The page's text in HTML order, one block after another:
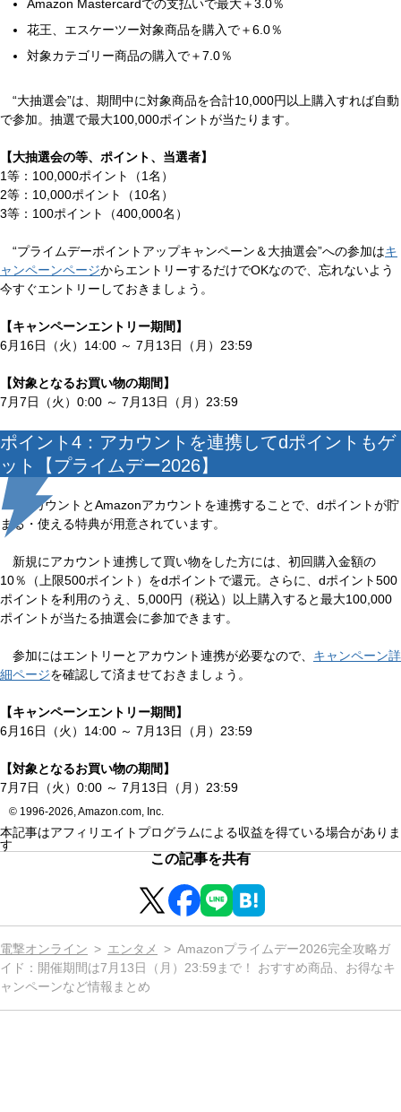
Amazon Mastercardでの支払いで最大＋3.0％
花王、エスケーツー対象商品を購入で＋6.0％
対象カテゴリー商品の購入で＋7.0％
“大抽選会”は、期間中に対象商品を合計10,000円以上購入すれば自動
で参加。抽選で最大100,000ポイントが当たります。
【大抽選会の等、ポイント、当選者】
1等：100,000ポイント（1名）
2等：10,000ポイント（10名）
3等：100ポイント（400,000名）
“プライムデーポイントアップキャンペーン＆大抽選会”への参加はキ
ャンペーンページからエントリーするだけでOKなので、忘れないよう
今すぐエントリーしておきましょう。
【キャンペーンエントリー期間】
6月16日（火）14:00 ～ 7月13日（月）23:59
【対象となるお買い物の期間】
7月7日（火）0:00 ～ 7月13日（月）23:59
ポイント4：アカウントを連携してdポイントもゲ
ット【プライムデー2026】
dアカウントとAmazonアカウントを連携することで、dポイントが貯
まる・使える特典が用意されています。
新規にアカウント連携して買い物をした方には、初回購入金額の
10％（上限500ポイント）をdポイントで還元。さらに、dポイント500
ポイントを利用のうえ、5,000円（税込）以上購入すると最大100,000
ポイントが当たる抽選会に参加できます。
参加にはエントリーとアカウント連携が必要なので、 キャンペーン詳
細ページを確認して済ませておきましょう。
【キャンペーンエントリー期間】
6月16日（火）14:00 ～ 7月13日（月）23:59
【対象となるお買い物の期間】
7月7日（火）0:00 ～ 7月13日（月）23:59
© 1996-2026, Amazon.com, Inc.
本記事はアフィリエイトプログラムによる収益を得ている場合がありま
す
この記事を共有
電撃オンライン エンタメ
Amazonプライムデー2026完全攻略ガ
イド：開催期間は7月13日（月）23:59まで！ おすすめ商品、お得なキ
ャンペーンなど情報まとめ